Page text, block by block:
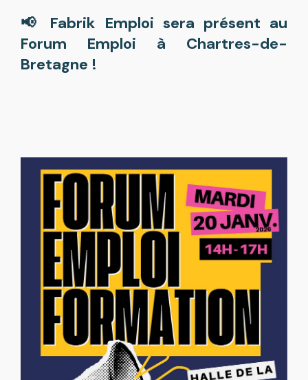
📢 Fabrik Emploi sera présent au
Forum Emploi à Chartres-de-
Bretagne !